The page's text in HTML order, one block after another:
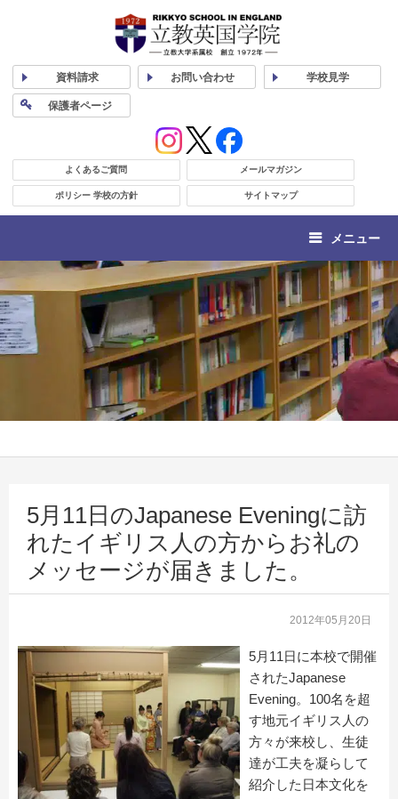
資料請求 お問い合わせ 学校見学
保護者ページ
よくあるご質問 メールマガジン
ポリシー 学校の方針 サイトマップ
メニュー
5月11日のJapanese Eveningに訪
れたイギリス人の方からお礼の
メッセージが届きました。
2012年05月20日
5月11日に本校で開催
されたJapanese
Evening。100名を超
す地元イギリス人の
方々が来校し、生徒
達が工夫を凝らして
紹介した日本文化を